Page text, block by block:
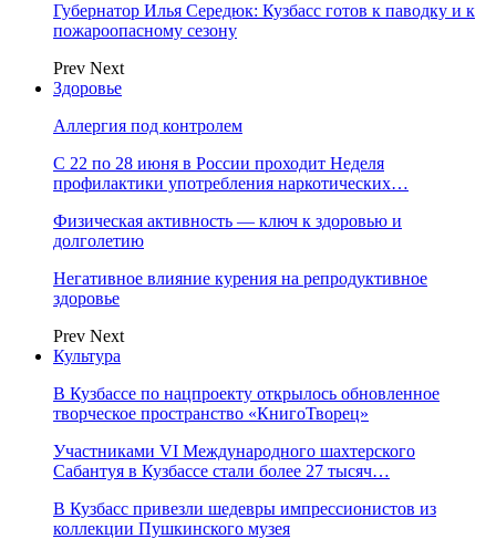
Губернатор Илья Середюк: Кузбасс готов к паводку и к
пожароопасному сезону
Prev Next
Здоровье
Аллергия под контролем
С 22 по 28 июня в России проходит Неделя
профилактики употребления наркотических…
Физическая активность — ключ к здоровью и
долголетию
Негативное влияние курения на репродуктивное
здоровье
Prev Next
Культура
В Кузбассе по нацпроекту открылось обновленное
творческое пространство «КнигоТворец»
Участниками VI Международного шахтерского
Сабантуя в Кузбассе стали более 27 тысяч…
В Кузбасс привезли шедевры импрессионистов из
коллекции Пушкинского музея